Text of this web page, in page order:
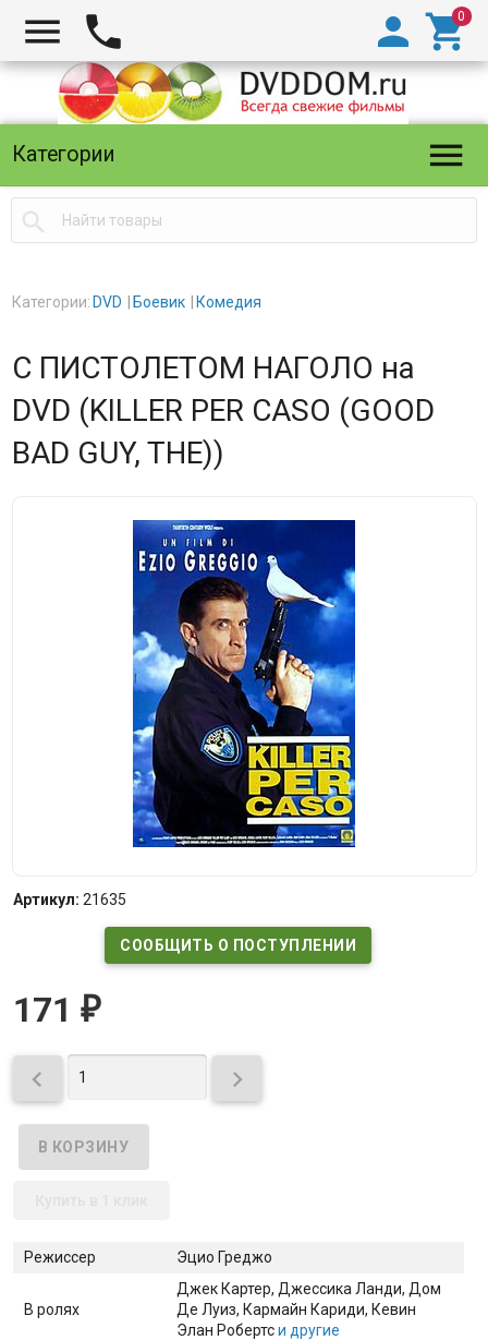
  

Категории 

Категории: DVD Боевик Комедия
С ПИСТОЛЕТОМ НАГОЛО на
DVD (KILLER PER CASO (GOOD
BAD GUY, THE))
Артикул: 21635
СООБЩИТЬ О ПОСТУПЛЕНИИ
171 ₽
 
Режиссер Эцио Греджо
В ролях
Джек Картер, Джессика Ланди, Дом
Де Луиз, Кармайн Кариди, Кевин
Элан Робертси другие